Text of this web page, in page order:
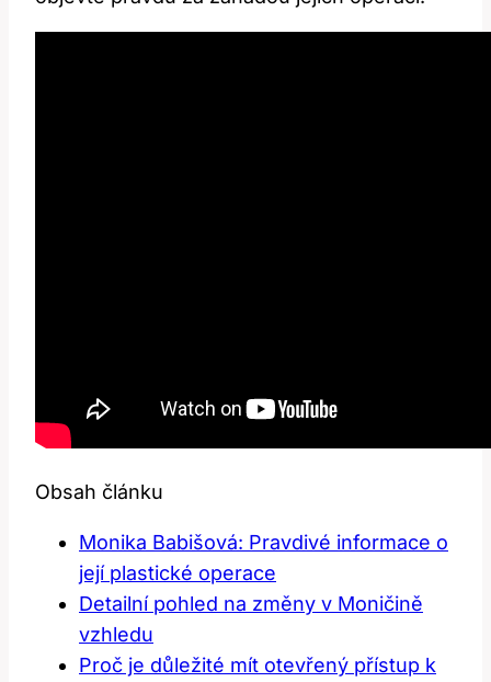
Obsah článku
Monika Babišová: Pravdivé informace o
její plastické operace
Detailní pohled ‍na změny v Moničině
vzhledu
Proč‌ je důležité mít otevřený přístup ⁢k